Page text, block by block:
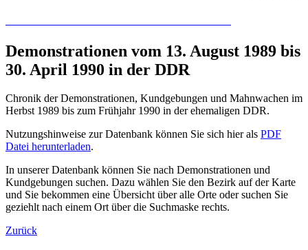
Demonstrationen vom 13. August 1989 bis
30. April 1990 in der DDR
Chronik der Demonstrationen, Kundgebungen und Mahnwachen im
Herbst 1989 bis zum Frühjahr 1990 in der ehemaligen DDR.
Nutzungshinweise zur Datenbank können Sie sich hier als PDF
Datei herunterladen.
In unserer Datenbank können Sie nach Demonstrationen und
Kundgebungen suchen. Dazu wählen Sie den Bezirk auf der Karte
und Sie bekommen eine Übersicht über alle Orte oder suchen Sie
geziehlt nach einem Ort über die Suchmaske rechts.
Zurück